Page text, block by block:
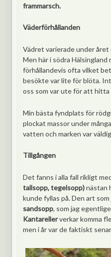
frammarsch.
Väderförhållanden
Vädret varierade under
Men här i södra
förhållandevis ofta vilket
besökte var lite för blöta.
oss som var ute för att hitta
Min bästa fyndplats för
plockat massor under
vatten och marken var
Tillgången
Det fanns i alla fall rikligt
tallsopp, tegelsopp)nästan
kunde fyllas på. Den art
sandsopp, som jag
Kantarellerverkar komma
men i år var de faktiskt